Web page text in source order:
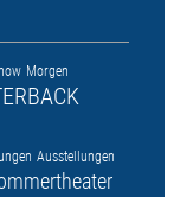
Morgen
Ausstellungen